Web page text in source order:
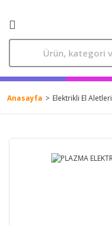
Anasayfa Elektrikli El Aletleri